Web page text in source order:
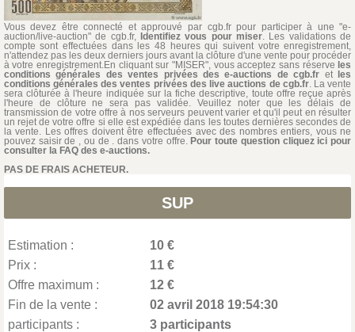
Vous devez être connecté et approuvé par cgb.fr pour participer à une "e-
auction/live-auction" de cgb.fr, Identifiez vous pour miser . Les validations de
compte sont effectuées dans les 48 heures qui suivent votre enregistrement,
n'attendez pas les deux derniers jours avant la clôture d'une vente pour procéder
à votre enregistrement.En cliquant sur "MISER", vous acceptez sans réserve les
conditions générales des ventes privées des e-auctions de cgb.fr et les
conditions générales des ventes privées des live auctions de cgb.fr. La vente
sera clôturée à l'heure indiquée sur la fiche descriptive, toute offre reçue après
l'heure de clôture ne sera pas validée. Veuillez noter que les délais de
transmission de votre offre à nos serveurs peuvent varier et qu'il peut en résulter
un rejet de votre offre si elle est expédiée dans les toutes dernières secondes de
la vente. Les offres doivent être effectuées avec des nombres entiers, vous ne
pouvez saisir de , ou de . dans votre offre.Pour toute question cliquez ici pour
consulter la FAQ des e-auctions.
PAS DE FRAIS ACHETEUR.
SUP
Estimation :
10 €
Prix :
11 €
Offre maximum :
12 €
Fin de la vente :
02 avril 2018 19:54:30
participants :
3 participants